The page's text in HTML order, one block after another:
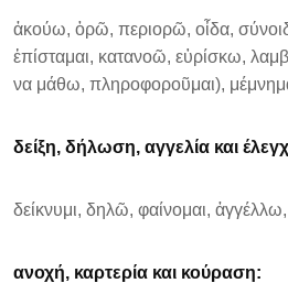
ἀκούω, ὁρῶ, περιορῶ, οἶδα,
ἐπίσταμαι, κατανοῶ, εὑρίσκω,
να μάθω, πληροφοροῦμαι),
δείξη, δήλωση, αγγελία και
δείκνυμι, δηλῶ, φαίνομαι,
ανοχή, καρτερία και κούραση: